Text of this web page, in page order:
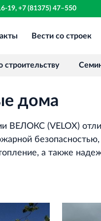
19, +7 (81375) 47–550
группа
области
институт
Вести со строек
строительству
дома
ВЕЛОКС (VELOX)
а также